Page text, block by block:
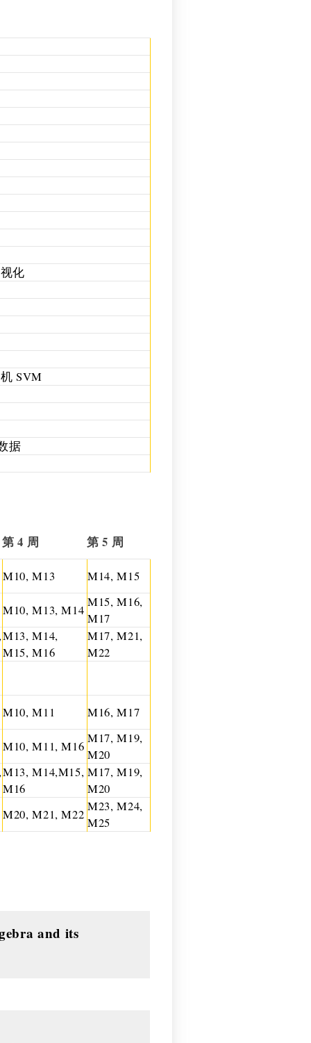
化
SVM
据
第 4 周 第 5 周
M10, M13
M14, M15
M10, M13, M14
M15, M16,
M17
M13, M14,
M15, M16
M17, M21,
M22
M10, M11
M16, M17
M10, M11, M16
M17, M19,
M20
M13, M14,M15,
M16
M17, M19,
M20
M20, M21, M22
M23, M24,
M25
and its